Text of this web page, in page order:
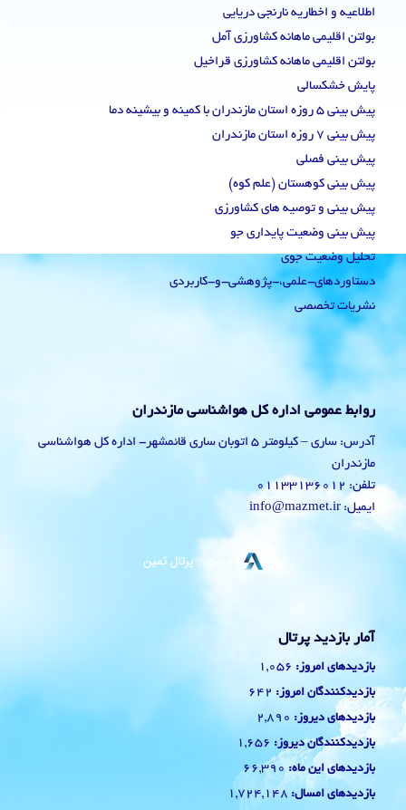
اطلاعیه و اخطاریه نارنجی دریایی
بولتن اقلیمی ماهانه کشاورزی آمل
بولتن اقلیمی ماهانه کشاورزی قراخیل
پایش خشکسالی
پیش بینی 5 روزه استان مازندران با کمینه و بیشینه دما
پیش بینی 7 روزه استان مازندران
پیش بینی فصلی
پیش بینی کوهستان (علم کوه)
پیش بینی و توصیه های کشاورزی
پیش بینی وضعیت پایداری جو
تحلیل وضعیت جوی
دستاوردهای-علمی،-پژوهشی-و-کاربردی
نشریات تخصصی
روابط عمومی اداره کل هواشناسی مازندران
آدرس: ساری – کیلومتر 5 اتوبان ساری قائمشهر- اداره کل هواشناسی
مازندران
تلفن: 01133136012
ایمیل: info@mazmet.ir
آمار بازدید پرتال
بازدیدهای امروز: 1,056
بازدیدکنندگان امروز: 642
بازدیدهای دیروز: 2,890
بازدیدکنندگان دیروز: 1,656
بازدیدهای این ماه: 66,390
بازدیدهای امسال: 1,724,148